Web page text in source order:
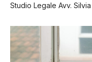
Studio Legale Avv.